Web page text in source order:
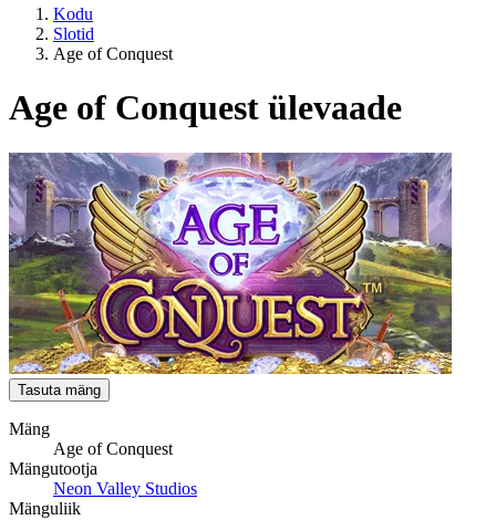
Kodu
Slotid
Age of Conquest
Age of Conquest ülevaade
Tasuta mäng
Mäng
Age of Conquest
Mängutootja
Neon Valley Studios
Mänguliik